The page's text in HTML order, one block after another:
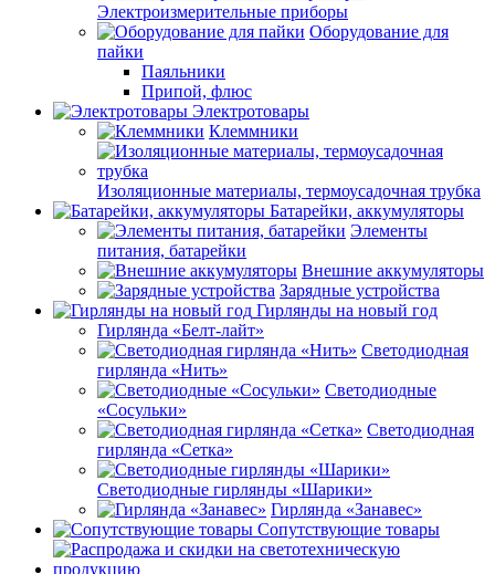
Электроизмерительные приборы
Оборудование для
пайки
Паяльники
Припой, флюс
Электротовары
Клеммники
Изоляционные материалы, термоусадочная трубка
Батарейки, аккумуляторы
Элементы
питания, батарейки
Внешние аккумуляторы
Зарядные устройства
Гирлянды на новый год
Гирлянда «Белт-лайт»
Светодиодная
гирлянда «Нить»
Светодиодные
«Сосульки»
Светодиодная
гирлянда «Сетка»
Светодиодные гирлянды «Шарики»
Гирлянда «Занавес»
Сопутствующие товары